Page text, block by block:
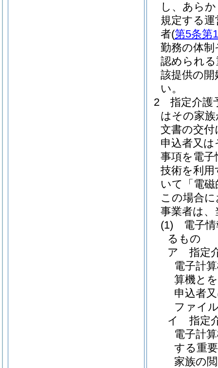
し、あら
規定する
者(第5条第
勤務の体
認められ
該提供の
い。
2
指定介護
はその家
文書の交
申込者又
事項を電
技術を利
いて「電
この場合
事業者は
(1)
電子
るもの
ア
指定
電子計
算機と
申込者
ファイ
イ
指定
電子計
する重
家族の